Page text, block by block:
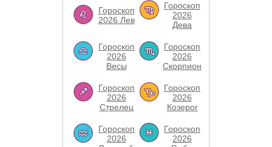
Гороскоп
2026 Лев
Гороскоп
2026
Дева
Гороскоп
2026
Весы
Гороскоп
2026
Скорпион
Гороскоп
2026
Стрелец
Гороскоп
2026
Козерог
Гороскоп
2026
Гороскоп
2026